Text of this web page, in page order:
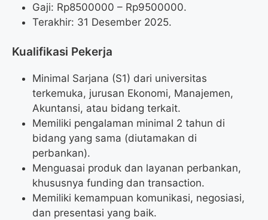
Gaji: Rp8500000 – Rp9500000.
Terakhir: 31 Desember 2025.
Kualifikasi Pekerja
Minimal Sarjana (S1) dari universitas
terkemuka, jurusan Ekonomi, Manajemen,
Akuntansi, atau bidang terkait.
Memiliki pengalaman minimal 2 tahun di
bidang yang sama (diutamakan di
perbankan).
Menguasai produk dan layanan perbankan,
khususnya funding dan transaction.
Memiliki kemampuan komunikasi, negosiasi,
dan presentasi yang baik.